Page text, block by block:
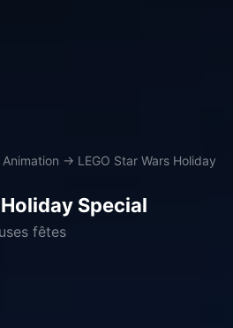
Animation → LEGO Star Wars Holiday
Special
fêtes